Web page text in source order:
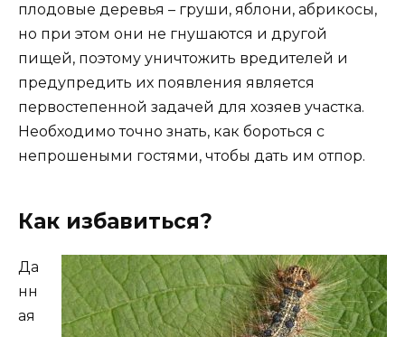
плодовые деревья – груши, яблони, абрикосы,
но при этом они не гнушаются и другой
пищей, поэтому уничтожить вредителей и
предупредить их появления является
первостепенной задачей для хозяев участка.
Необходимо точно знать, как бороться с
непрошеными гостями, чтобы дать им отпор.
Как избавиться?
Да
нн
ая